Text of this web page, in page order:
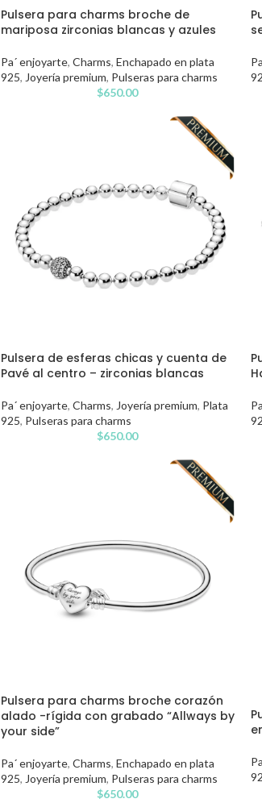
Pulsera para charms broche de
mariposa zirconias blancas y azules
Pa´ enjoyarte, Charms, Enchapado en plata
925, Joyería premium, Pulseras para charms
$650.00
Pulsera de esferas chicas y cuenta de
Pavé al centro – zirconias blancas
Pa´ enjoyarte, Charms, Joyería premium, Plata
925, Pulseras para charms
$650.00
Pulsera para charms broche corazón
alado -rígida con grabado “Allways by
your side”
Pa´ enjoyarte, Charms, Enchapado en plata
925, Joyería premium, Pulseras para charms
$650.00